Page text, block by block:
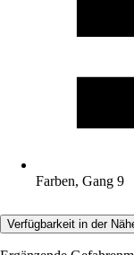
Farben, Gang 9
Verfügbarkeit in der